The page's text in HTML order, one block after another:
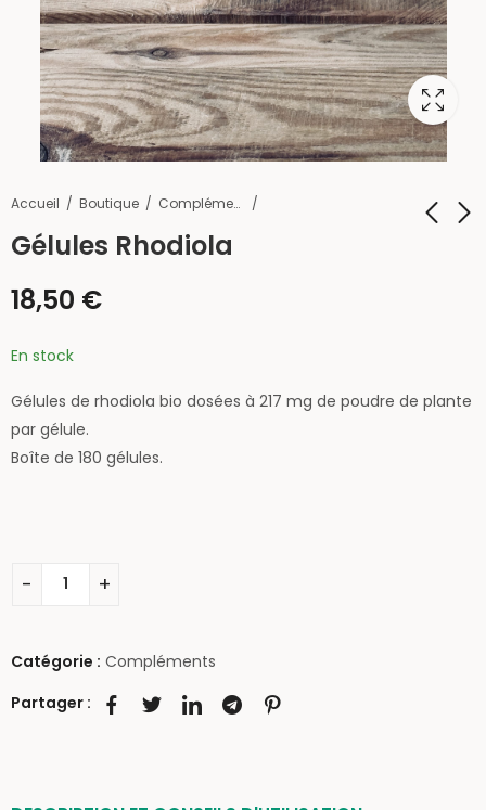
Accueil Boutique Compléments
Gélules Rhodiola
DE PLANTS)
18,50 €
En stock
Gélules de rhodiola bio dosées à 217 mg de poudre de plante
par gélule.
Boîte de 180 gélules.
Catégorie : Compléments
Partager :